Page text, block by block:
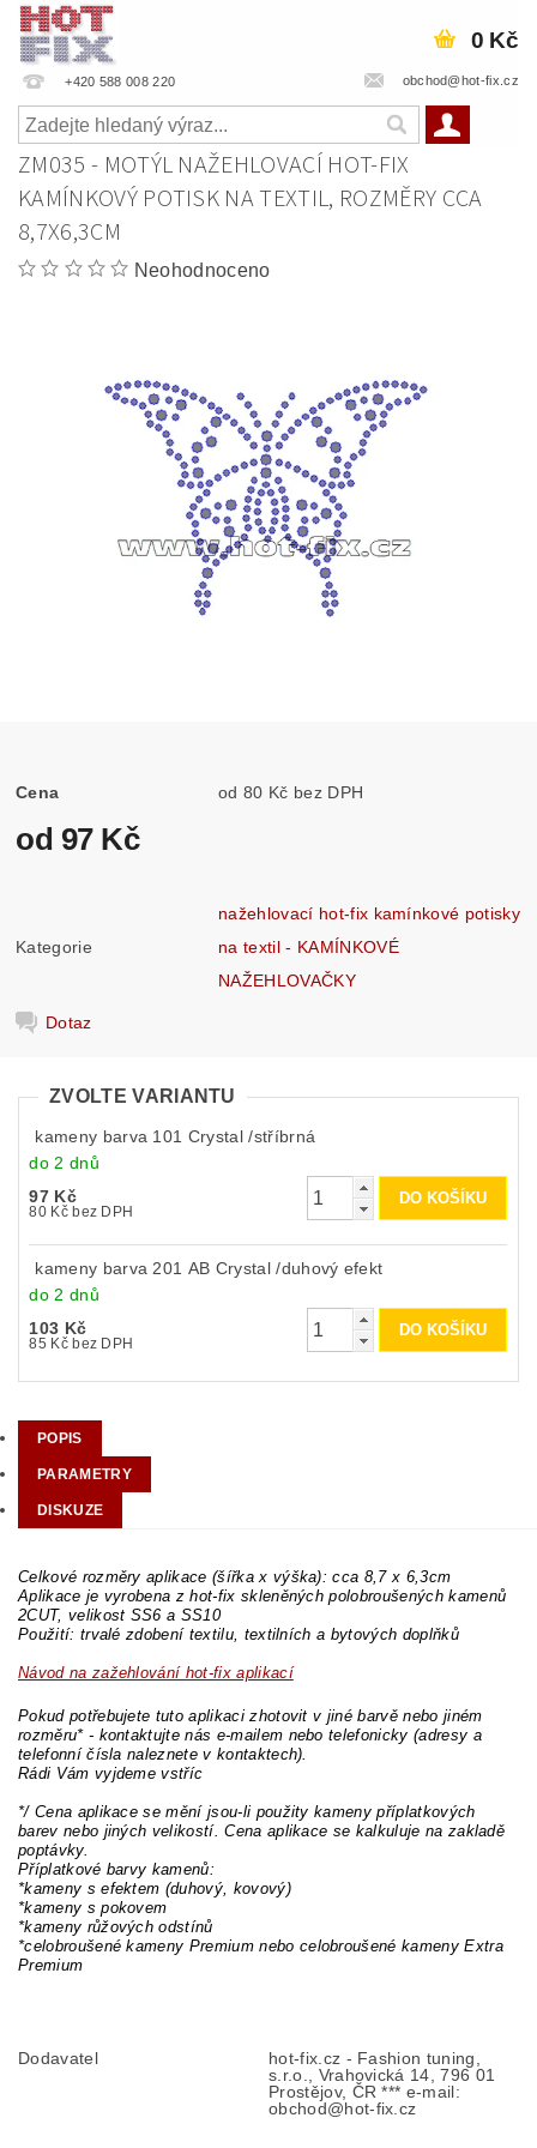
+420 588 008 220 obchod@hot-fix.cz
0 Kč
ZM035 - MOTÝL NAŽEHLOVACÍ HOT-FIX
KAMÍNKOVÝ POTISK NA TEXTIL, ROZMĚRY CCA
8,7X6,3CM
Neohodnoceno
Cena od 80 Kč bez DPH
od 97 Kč
Kategorie
nažehlovací hot-fix kamínkové potisky
na textil - KAMÍNKOVÉ
NAŽEHLOVAČKY
Dotaz
ZVOLTE VARIANTU
kameny barva 101 Crystal /stříbrná
do 2 dnů
97 Kč
80 Kč bez DPH
kameny barva 201 AB Crystal /duhový efekt
do 2 dnů
103 Kč
85 Kč bez DPH
POPIS
PARAMETRY
DISKUZE
Celkové rozměry aplikace (šířka x výška): cca 8,7 x 6,3cm
Aplikace je vyrobena z hot-fix skleněných polobroušených kamenů
2CUT, velikost SS6 a SS10
Použití: trvalé zdobení textilu, textilních a bytových doplňků
Návod na zažehlování hot-fix aplikací
Pokud potřebujete tuto aplikaci zhotovit v jiné barvě nebo jiném
rozměru* - kontaktujte nás e-mailem nebo telefonicky (adresy a
telefonní čísla naleznete v kontaktech).
Rádi Vám vyjdeme vstříc
*/ Cena aplikace se mění jsou-li použity kameny příplatkových
barev nebo jiných velikostí. Cena aplikace se kalkuluje na zakladě
poptávky.
Příplatkové barvy kamenů:
*kameny s efektem (duhový, kovový)
*kameny s pokovem
*kameny růžových odstínů
*celobroušené kameny Premium nebo celobroušené kameny Extra
Premium
Dodavatel
hot-fix.cz - Fashion tuning,
s.r.o., Vrahovická 14, 796 01
Prostějov, ČR *** e-mail:
obchod@hot-fix.cz